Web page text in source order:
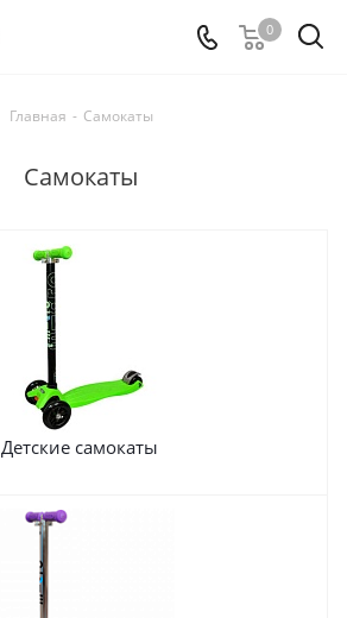
0
Главная - Самокаты
Самокаты
Детские самокаты